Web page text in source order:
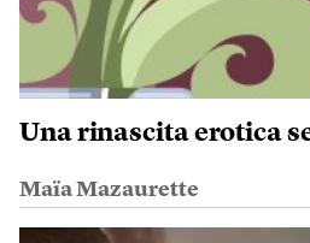
Una rinascita erotica
Maïa Mazaurette